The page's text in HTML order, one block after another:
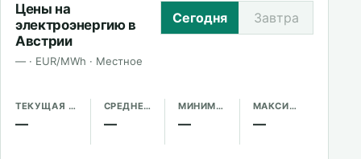
Цены на
электроэнергию в
Австрии
— · EUR/MWh · Местное
Сегодня Завтра
ТЕКУЩАЯ ЦЕНА
—
СРЕДНЕЕ ЗА ДЕНЬ
—
МИНИМУМ
—
МАКСИМУМ
—